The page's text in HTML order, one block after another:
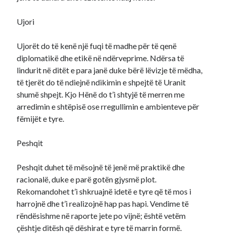
Ujori
Ujorët do të kenë një fuqi të madhe për të qenë
diplomatikë dhe etikë në ndërveprime. Ndërsa të
lindurit në ditët e para janë duke bërë lëvizje të mëdha,
të tjerët do të ndiejnë ndikimin e shpejtë të Uranit
shumë shpejt. Kjo Hënë do t’i shtyjë të merren me
arredimin e shtëpisë ose rregullimin e ambienteve për
fëmijët e tyre.
Peshqit
Peshqit duhet të mësojnë të jenë më praktikë dhe
racionalë, duke e parë gotën gjysmë plot.
Rekomandohet t’i shkruajnë idetë e tyre që të mos i
harrojnë dhe t’i realizojnë hap pas hapi. Vendime të
rëndësishme në raporte jete po vijnë; është vetëm
çështje ditësh që dëshirat e tyre të marrin formë.